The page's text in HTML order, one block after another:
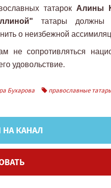
татарок Алины
татары должны
о неизбежной
не сопротивляться
удовольствие.
Бухарова
православные
КАНАЛ